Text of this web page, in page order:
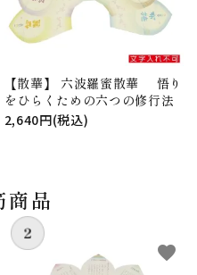
【散華】 六波羅蜜散華 悟り
をひらくための六つの修行法
2,640円(税込)
商品
favorite